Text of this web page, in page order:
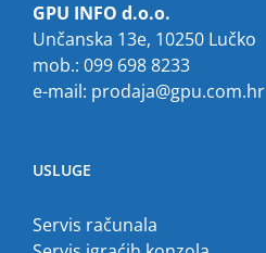
GPU INFO d.o.o.
Unčanska 13e, 10250 Lučko
mob.: 099 698 8233
e-mail: prodaja@gpu.com.hr
USLUGE
Servis računala